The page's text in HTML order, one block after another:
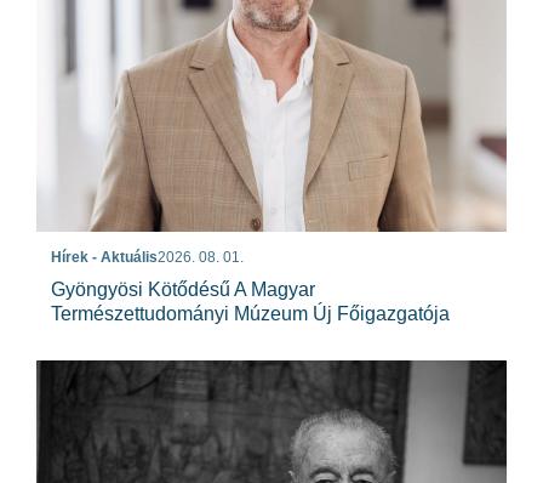
Hírek - Aktuális2026. 08. 01.
Gyöngyösi Kötődésű A Magyar
Természettudományi Múzeum Új Főigazgatója